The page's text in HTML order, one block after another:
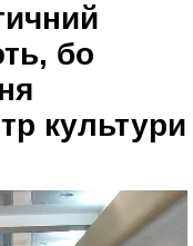
бо
культури